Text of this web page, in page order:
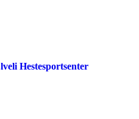
Hestesportsenter